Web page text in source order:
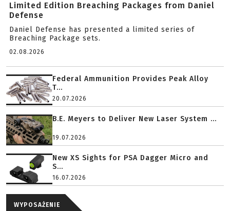
Limited Edition Breaching Packages from Daniel
Defense
Daniel Defense has presented a limited series of
Breaching Package sets.
02.08.2026
Federal Ammunition Provides Peak Alloy
T...
20.07.2026
B.E. Meyers to Deliver New Laser System ...
19.07.2026
New XS Sights for PSA Dagger Micro and
S...
16.07.2026
WYPOSAŻENIE